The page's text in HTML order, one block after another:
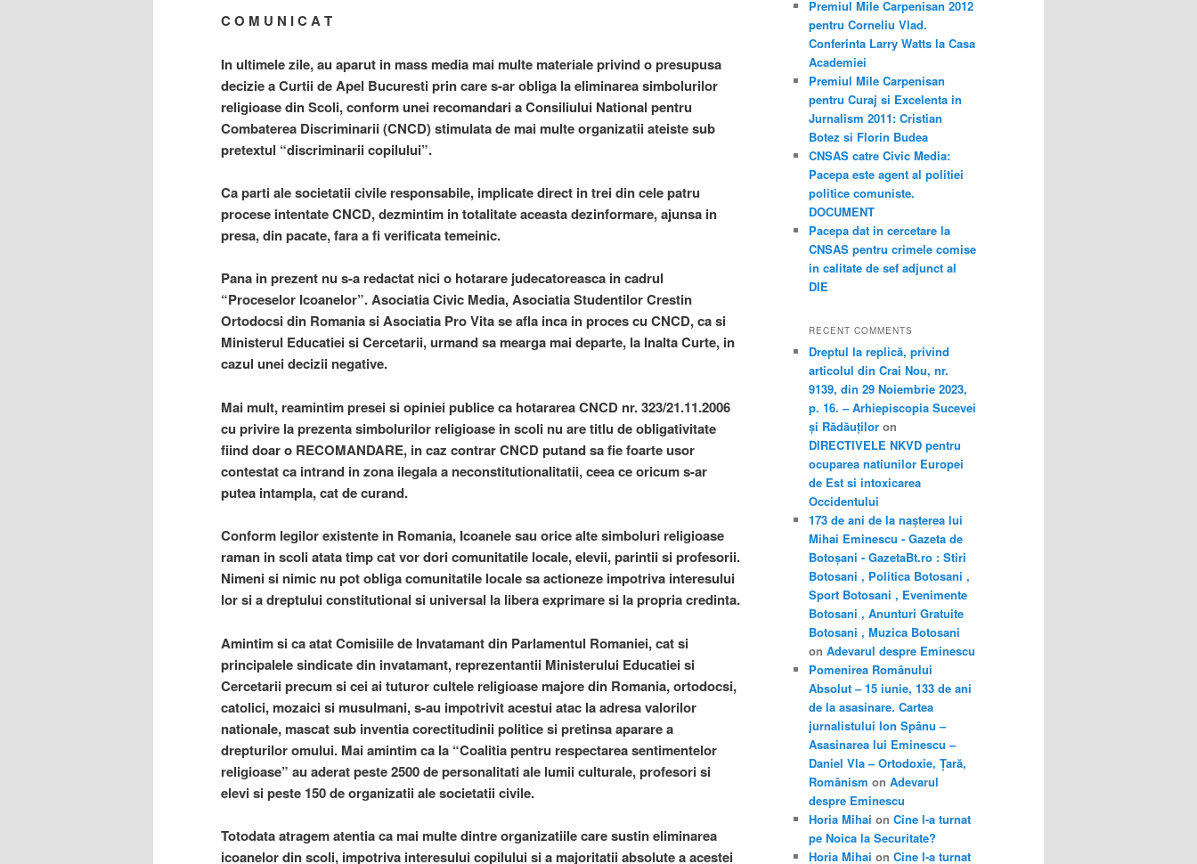
C O M U N I C A T
In ultimele zile, au aparut in mass media mai multe materiale privind o presupusa
decizie a Curtii de Apel Bucuresti prin care s-ar obliga la eliminarea simbolurilor
religioase din Scoli, conform unei recomandari a Consiliului National pentru
Combaterea Discriminarii (CNCD) stimulata de mai multe organizatii ateiste sub
pretextul “discriminarii copilului”.
Ca parti ale societatii civile responsabile, implicate direct in trei din cele patru
procese intentate CNCD, dezmintim in totalitate aceasta dezinformare, ajunsa in
presa, din pacate, fara a fi verificata temeinic.
Pana in prezent nu s-a redactat nici o hotarare judecatoreasca in cadrul
“Proceselor Icoanelor”. Asociatia Civic Media, Asociatia Studentilor Crestin
Ortodocsi din Romania si Asociatia Pro Vita se afla inca in proces cu CNCD, ca si
Ministerul Educatiei si Cercetarii, urmand sa mearga mai departe, la Inalta Curte, in
cazul unei decizii negative.
Mai mult, reamintim presei si opiniei publice ca hotararea CNCD nr. 323/21.11.2006
cu privire la prezenta simbolurilor religioase in scoli nu are titlu de obligativitate
fiind doar o RECOMANDARE, in caz contrar CNCD putand sa fie foarte usor
contestat ca intrand in zona ilegala a neconstitutionalitatii, ceea ce oricum s-ar
putea intampla, cat de curand.
Conform legilor existente in Romania, Icoanele sau orice alte simboluri religioase
raman in scoli atata timp cat vor dori comunitatile locale, elevii, parintii si profesorii.
Nimeni si nimic nu pot obliga comunitatile locale sa actioneze impotriva interesului
lor si a dreptului constitutional si universal la libera exprimare si la propria credinta.
Amintim si ca atat Comisiile de Invatamant din Parlamentul Romaniei, cat si
principalele sindicate din invatamant, reprezentantii Ministerului Educatiei si
Cercetarii precum si cei ai tuturor cultele religioase majore din Romania, ortodocsi,
catolici, mozaici si musulmani, s-au impotrivit acestui atac la adresa valorilor
nationale, mascat sub inventia corectitudinii politice si pretinsa aparare a
drepturilor omului. Mai amintim ca la “Coalitia pentru respectarea sentimentelor
religioase” au aderat peste 2500 de personalitati ale lumii culturale, profesori si
elevi si peste 150 de organizatii ale societatii civile.
Totodata atragem atentia ca mai multe dintre organizatiile care sustin eliminarea
icoanelor din scoli, impotriva interesului copilului si a majoritatii absolute a acestei
Premiul Mile Carpenisan 2012
pentru Corneliu Vlad.
Conferinta Larry Watts la Casa
Academiei
Premiul Mile Carpenisan
pentru Curaj si Excelenta in
Jurnalism 2011: Cristian
Botez si Florin Budea
CNSAS catre Civic Media:
Pacepa este agent al politiei
politice comuniste.
DOCUMENT
Pacepa dat in cercetare la
CNSAS pentru crimele comise
in calitate de sef adjunct al
DIE
RECENT COMMENTS
Dreptul la replică, privind
articolul din Crai Nou, nr.
9139, din 29 Noiembrie 2023,
p. 16. – Arhiepiscopia Sucevei
și Rădăuților on
DIRECTIVELE NKVD pentru
ocuparea natiunilor Europei
de Est si intoxicarea
Occidentului
173 de ani de la nașterea lui
Mihai Eminescu - Gazeta de
Botoșani - GazetaBt.ro : Stiri
Botosani , Politica Botosani ,
Sport Botosani , Evenimente
Botosani , Anunturi Gratuite
Botosani , Muzica Botosani
on Adevarul despre Eminescu
Pomenirea Românului
Absolut – 15 iunie, 133 de ani
de la asasinare. Cartea
jurnalistului Ion Spânu –
Asasinarea lui Eminescu –
Daniel Vla – Ortodoxie, Țară,
Românism on Adevarul
despre Eminescu
Horia Mihai on Cine l-a turnat
pe Noica la Securitate?
Horia Mihai on Cine l-a turnat